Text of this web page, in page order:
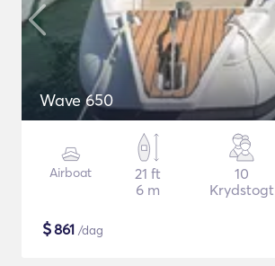
Wave 650
Airboat
21 ft
6 m
10
Krydstogt
$861 /dag